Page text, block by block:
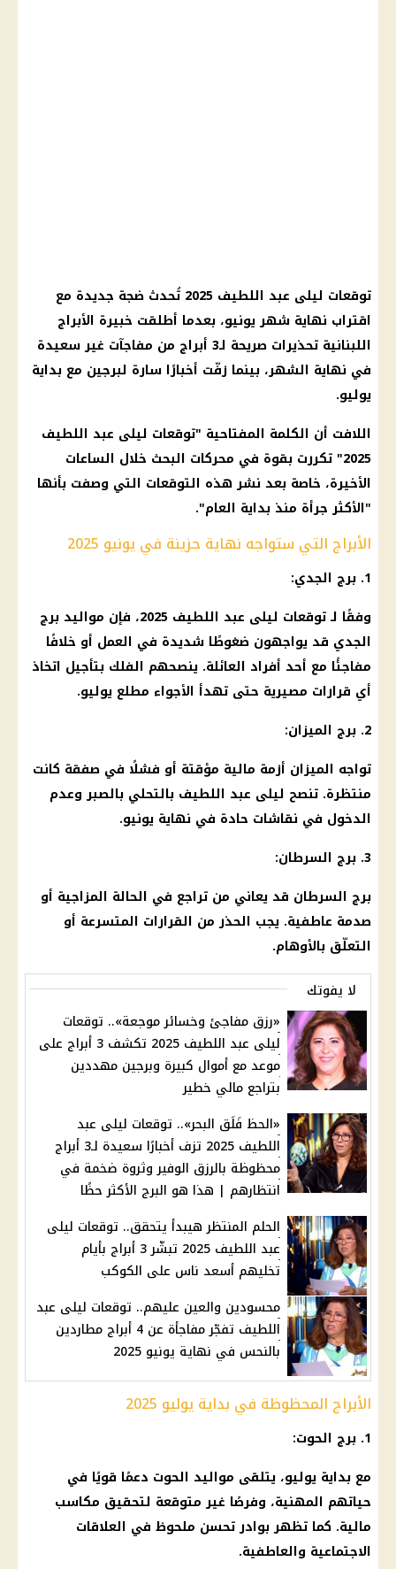
توقعات ليلى عبد اللطيف 2025 تُحدث ضجة جديدة مع
اقتراب نهاية شهر يونيو، بعدما أطلقت خبيرة الأبراج
اللبنانية تحذيرات صريحة لـ3 أبراج من مفاجآت غير سعيدة
في نهاية الشهر، بينما زفّت أخبارًا سارة لبرجين مع بداية
يوليو.
اللافت أن الكلمة المفتاحية "توقعات ليلى عبد اللطيف
2025" تكررت بقوة في محركات البحث خلال الساعات
الأخيرة، خاصة بعد نشر هذه التوقعات التي وصفت بأنها
"الأكثر جرأة منذ بداية العام".
الأبراج التي ستواجه نهاية حزينة في يونيو 2025
1. برج الجدي:
وفقًا لـ توقعات ليلى عبد اللطيف 2025، فإن مواليد برج
الجدي قد يواجهون ضغوطًا شديدة في العمل أو خلافًا
مفاجئًا مع أحد أفراد العائلة. ينصحهم الفلك بتأجيل اتخاذ
أي قرارات مصيرية حتى تهدأ الأجواء مطلع يوليو.
2. برج الميزان:
تواجه الميزان أزمة مالية مؤقتة أو فشلًا في صفقة كانت
منتظرة. تنصح ليلى عبد اللطيف بالتحلي بالصبر وعدم
الدخول في نقاشات حادة في نهاية يونيو.
3. برج السرطان:
برج السرطان قد يعاني من تراجع في الحالة المزاجية أو
صدمة عاطفية. يجب الحذر من القرارات المتسرعة أو
التعلّق بالأوهام.
لا يفوتك
«رزق مفاجئ وخسائر موجعة».. توقعات
ليلى عبد اللطيف 2025 تكشف 3 أبراج على
موعد مع أموال كبيرة وبرجين مهددين
بتراجع مالي خطير
«الحظ فَلَق البحر».. توقعات ليلى عبد
اللطيف 2025 تزف أخبارًا سعيدة لـ3 أبراج
محظوظة بالرزق الوفير وثروة ضخمة في
انتظارهم | هذا هو البرج الأكثر حظًا
الحلم المنتظر هيبدأ يتحقق.. توقعات ليلى
عبد اللطيف 2025 تبشّر 3 أبراج بأيام
تخليهم أسعد ناس على الكوكب
محسودين والعين عليهم.. توقعات ليلى عبد
اللطيف تفجّر مفاجأة عن 4 أبراج مطاردين
بالنحس في نهاية يونيو 2025
الأبراج المحظوظة في بداية يوليو 2025
1. برج الحوت:
مع بداية يوليو، يتلقى مواليد الحوت دعمًا قويًا في
حياتهم المهنية، وفرصًا غير متوقعة لتحقيق مكاسب
مالية. كما تظهر بوادر تحسن ملحوظ في العلاقات
الاجتماعية والعاطفية.